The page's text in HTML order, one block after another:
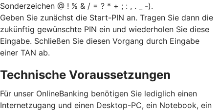
Sonderzeichen @ ! % & / = ? * + ; : , . _ -).
Geben Sie zunächst die Start-PIN an. Tragen Sie dann die
zukünftig gewünschte PIN ein und wiederholen Sie diese
Eingabe. Schließen Sie diesen Vorgang durch Eingabe
einer TAN ab.
Technische Voraussetzungen
Für unser OnlineBanking benötigen Sie lediglich einen
Internetzugang und einen Desktop-PC, ein Notebook, ein